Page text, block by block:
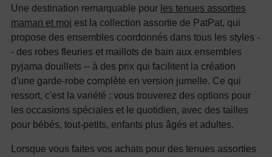
Une destination remarquable pour les tenues assorties
maman et moi est la collection assortie de PatPat, qui
propose des ensembles coordonnés dans tous les styles -
- des robes fleuries et maillots de bain aux ensembles
pyjama douillets -- à des prix qui facilitent la création
d'une garde-robe complète en version jumelle. Ce qui
ressort, c'est la variété : vous trouverez des options pour
les occasions spéciales et le quotidien, avec des tailles
pour bébés, tout-petits, enfants plus âgés et adultes.
Lorsque vous faites vos achats pour des tenues assorties